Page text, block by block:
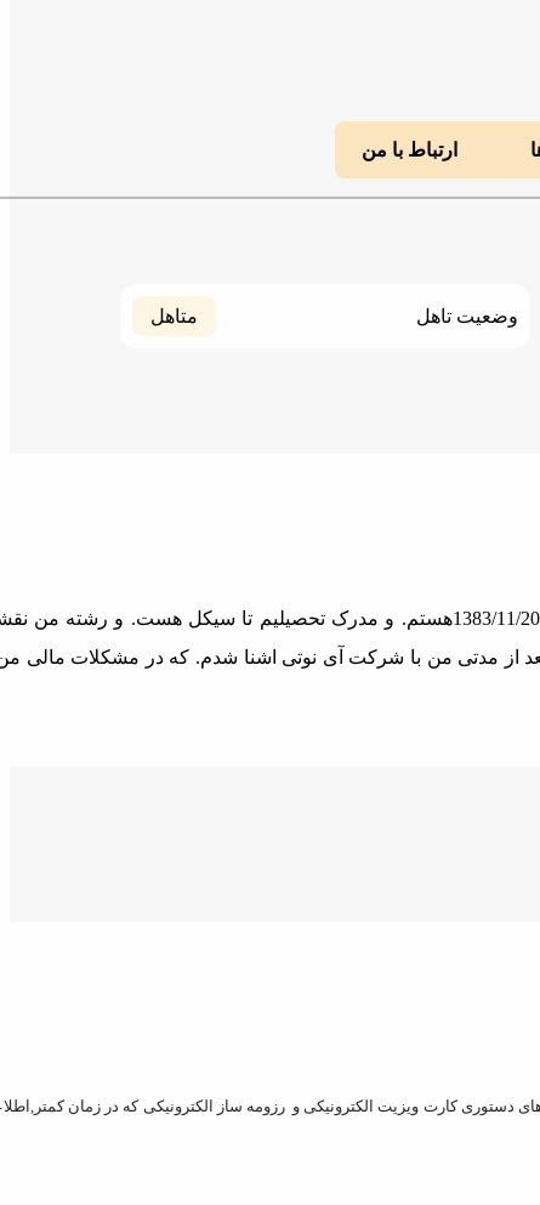
ارتباط با من
وضعیت تاهل متاهل
سلام درود دانیال نارویی رشیدهستم. ساکن سیستان و بلوچستان شهر مرکزی استان زاهدان. من متولد 1383/11/20هستم. و
از مدتی من با شرکت آی نوتی اشنا شدم. که در مشکلات مالی
کارت ویزیت الکترونیکی و رزومه ساز الکترونیکی که در زمان